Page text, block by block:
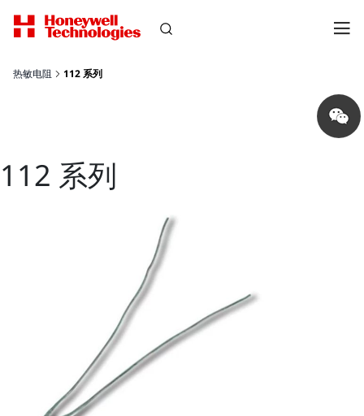
热敏电阻 112 系列
Share
on
wechat
112 系列